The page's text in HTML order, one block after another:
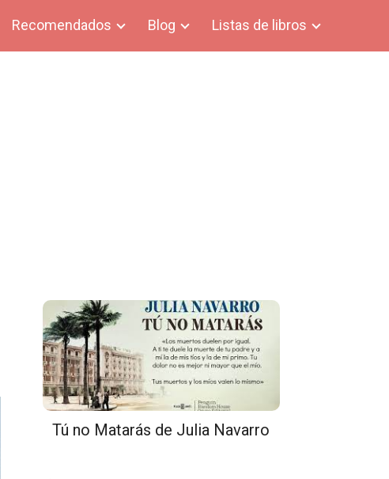
Recomendados Blog Listas de libros
Tú no Matarás de Julia Navarro